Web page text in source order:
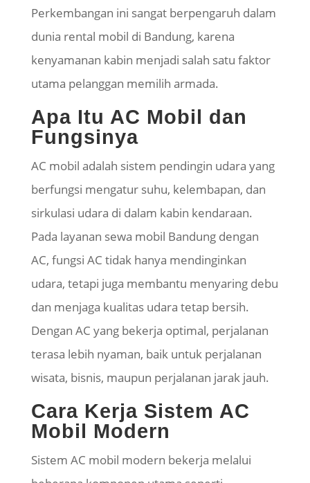
Perkembangan ini sangat berpengaruh dalam
dunia rental mobil di Bandung, karena
kenyamanan kabin menjadi salah satu faktor
utama pelanggan memilih armada.
Apa Itu AC Mobil dan
Fungsinya
AC mobil adalah sistem pendingin udara yang
berfungsi mengatur suhu, kelembapan, dan
sirkulasi udara di dalam kabin kendaraan.
Pada layanan sewa mobil Bandung dengan
AC, fungsi AC tidak hanya mendinginkan
udara, tetapi juga membantu menyaring debu
dan menjaga kualitas udara tetap bersih.
Dengan AC yang bekerja optimal, perjalanan
terasa lebih nyaman, baik untuk perjalanan
wisata, bisnis, maupun perjalanan jarak jauh.
Cara Kerja Sistem AC
Mobil Modern
Sistem AC mobil modern bekerja melalui